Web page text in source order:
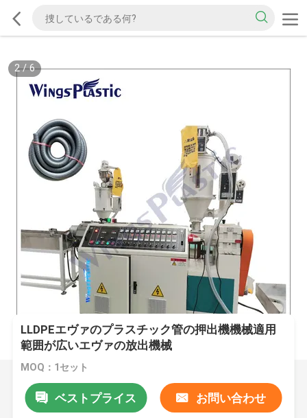
2/6
LLDPEエヴァのプラスチック管の押出機機械適用
範囲が広いエヴァの放出機械
MOQ：1セット
ベストプライス お問い合わせ